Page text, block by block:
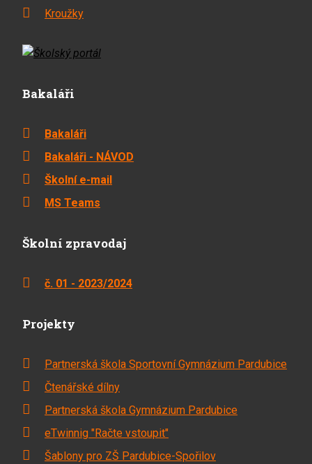
Kroužky
Bakaláři
Bakaláři
Bakaláři - NÁVOD
Školní e-mail
MS Teams
Školní zpravodaj
č. 01 - 2023/2024
Projekty
Partnerská škola Sportovní Gymnázium Pardubice
Čtenářské dílny
Partnerská škola Gymnázium Pardubice
eTwinnig "Račte vstoupit"
Šablony pro ZŠ Pardubice-Spořilov